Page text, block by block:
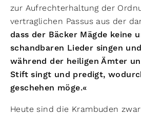
zur Aufrechterhaltung der
vertraglichen Passus aus der
dass der Bäcker Mägde keine
schandbaren Lieder singen
während der heiligen Ämter
Stift singt und predigt,
geschehen möge.«
Heute sind die Krambuden